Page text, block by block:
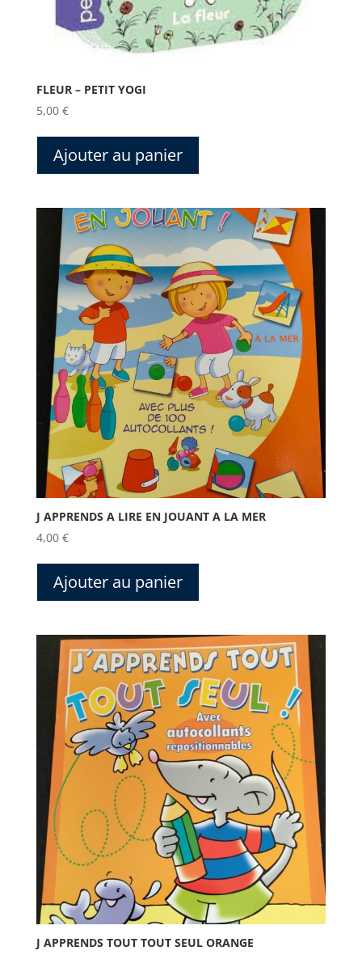
FLEUR – PETIT YOGI
5,00 €
Ajouter au panier
J APPRENDS A LIRE EN JOUANT A LA MER
4,00 €
Ajouter au panier
J APPRENDS TOUT TOUT SEUL ORANGE